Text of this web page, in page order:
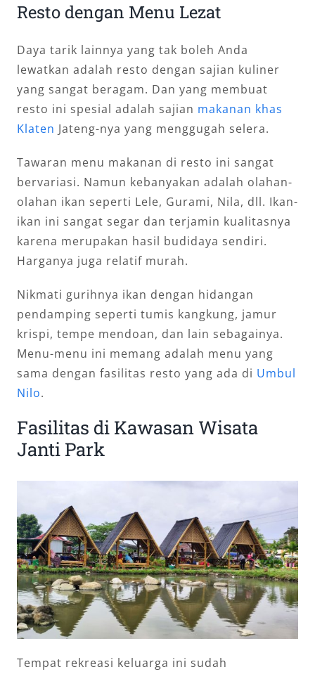
Resto dengan Menu Lezat
Daya tarik lainnya yang tak boleh Anda
lewatkan adalah resto dengan sajian kuliner
yang sangat beragam. Dan yang membuat
resto ini spesial adalah sajian makanan khas
Klaten Jateng-nya yang menggugah selera.
Tawaran menu makanan di resto ini sangat
bervariasi. Namun kebanyakan adalah olahan-
olahan ikan seperti Lele, Gurami, Nila, dll. Ikan-
ikan ini sangat segar dan terjamin kualitasnya
karena merupakan hasil budidaya sendiri.
Harganya juga relatif murah.
Nikmati gurihnya ikan dengan hidangan
pendamping seperti tumis kangkung, jamur
krispi, tempe mendoan, dan lain sebagainya.
Menu-menu ini memang adalah menu yang
sama dengan fasilitas resto yang ada di Umbul
Nilo.
Fasilitas di Kawasan Wisata
Janti Park
Tempat rekreasi keluarga ini sudah